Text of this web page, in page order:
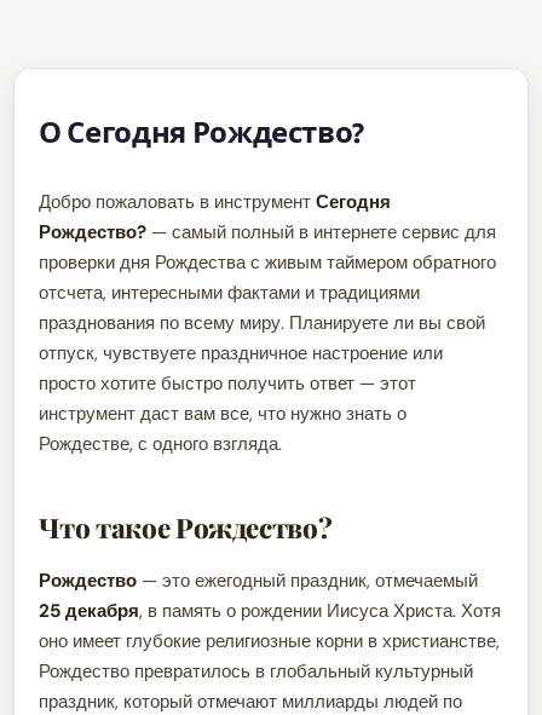
О Сегодня Рождество?
Добро пожаловать в инструментСегодня
Рождество? — самый полный в интернете сервис для
проверки дня Рождества с живым таймером обратного
отсчета, интересными фактами и традициями
празднования по всему миру. Планируете ли вы свой
отпуск, чувствуете праздничное настроение или
просто хотите быстро получить ответ — этот
инструмент даст вам все, что нужно знать о
Рождестве, с одного взгляда.
Что такое Рождество?
Рождество — это ежегодный праздник, отмечаемый
25 декабря, в память о рождении Иисуса Христа. Хотя
оно имеет глубокие религиозные корни в христианстве,
Рождество превратилось в глобальный культурный
праздник, который отмечают миллиарды людей по